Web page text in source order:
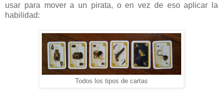
usar para mover a un pirata, o en vez de eso aplicar la
habilidad:
Todos los tipos de cartas